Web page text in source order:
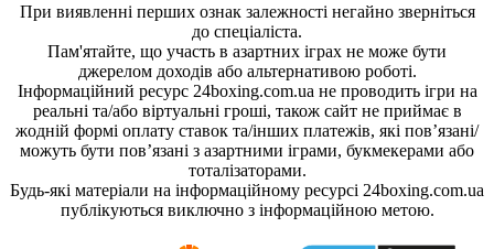
При виявленні перших ознак залежності негайно зверніться
до спеціаліста.
Пам'ятайте, що участь в азартних іграх не може бути
джерелом доходів або альтернативою роботі.
Інформаційний ресурс 24boxing.com.ua не проводить ігри на
реальні та/або віртуальні гроші, також сайт не приймає в
жодній формі оплату ставок та/інших платежів, які пов’язані/
можуть бути пов’язані з азартними іграми, букмекерами або
тоталізаторами.
Будь-які матеріали на інформаційному ресурсі 24boxing.com.ua
публікуються виключно з інформаційною метою.